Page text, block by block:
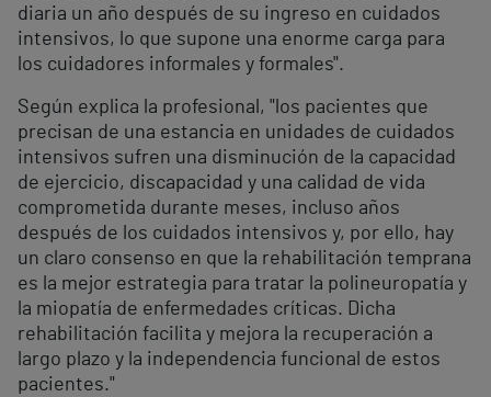
diaria un año después de su ingreso en cuidados
intensivos, lo que supone una enorme carga para
los cuidadores informales y formales".
Según explica la profesional, "los pacientes que
precisan de una estancia en unidades de cuidados
intensivos sufren una disminución de la capacidad
de ejercicio, discapacidad y una calidad de vida
comprometida durante meses, incluso años
después de los cuidados intensivos y, por ello, hay
un claro consenso en que la rehabilitación temprana
es la mejor estrategia para tratar la polineuropatía y
la miopatía de enfermedades críticas. Dicha
rehabilitación facilita y mejora la recuperación a
largo plazo y la independencia funcional de estos
pacientes."